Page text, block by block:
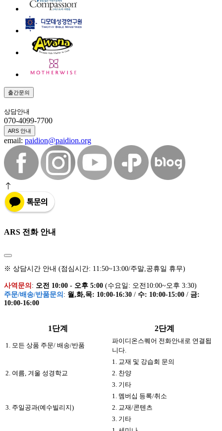
출간문의
상담안내
070-4099-7700
ARS 안내
email: paidion@paidion.org
ARS 전화 안내
※ 상담시간 안내 (점심시간: 11:50~13:00/주말,공휴일 휴무)
사역문의 : 오전 10:00 - 오후 5:00 (수요일: 오전10:00~오후 3:30)
주문/배송/반품문의 : 월,화,목: 10:00-16:30 / 수: 10:00-15:00 / 금:
10:00-16:00
1단계 2단계
1. 모든 상품 주문/ 배송/반품
파이디온스퀘어 전화안내로 연결됩
니다.
2. 여름, 겨울 성경학교
1. 교재 및 강습회 문의
2. 찬양
3. 기타
3. 주일공과(예수빌리지)
1. 멤버십 등록/취소
2. 교재/콘텐츠
3. 기타